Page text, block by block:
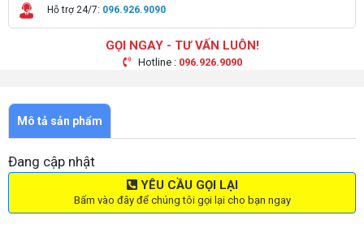
Hỗ trợ 24/7: 096.926.9090
GỌI NGAY - TƯ VẤN LUÔN!
Hotline : 096.926.9090
Mô tả sản phẩm
Đang cập nhật
YÊU CẦU GỌI LẠI
Bấm vào đây để chúng tôi gọi lại cho bạn ngay